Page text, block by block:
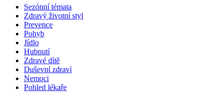
Sezónní témata
Zdravý životní styl
Prevence
Pohyb
Jídlo
Hubnutí
Zdravé dítě
Duševní zdraví
Nemoci
Pohled lékaře